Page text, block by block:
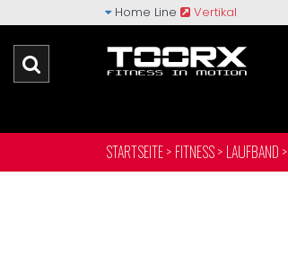
Home Line Vertikal
STARTSEITE > FITNESS > LAUFBAND >